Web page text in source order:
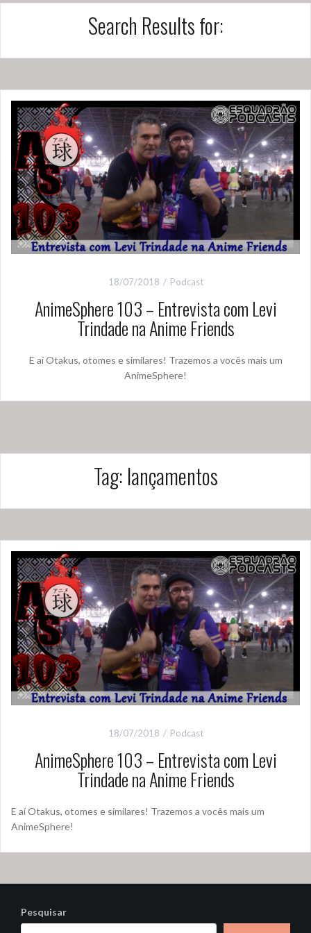
Search Results for:
18/07/2018 Podcast
AnimeSphere 103 – Entrevista com Levi
Trindade na Anime Friends
E aí Otakus, otomes e similares! Trazemos a vocês mais um
AnimeSphere!
Tag: lançamentos
18/07/2018 Podcast
AnimeSphere 103 – Entrevista com Levi
Trindade na Anime Friends
E aí Otakus, otomes e similares! Trazemos a vocês mais um
AnimeSphere!
Pesquisar